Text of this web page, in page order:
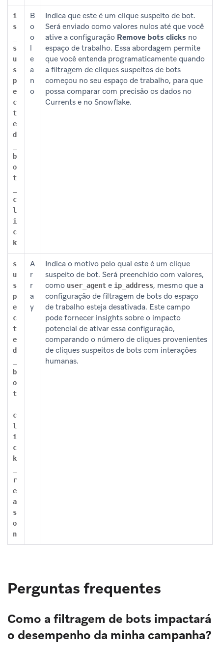
i
s
s
u
s
p
e
c
t
e
d
b
o
t
c
l
i
c
k
B
o
o
l
e
a
n
o
Indica que este é um clique suspeito de bot.
Será enviado como valores nulos até que você
ative a configuração Remove bots clicks no
espaço de trabalho. Essa abordagem permite
que você entenda programaticamente quando
a filtragem de cliques suspeitos de bots
começou no seu espaço de trabalho, para que
possa comparar com precisão os dados no
Currents e no Snowflake.
s
u
s
p
e
c
t
e
d
b
o
t
c
l
i
c
k
r
e
a
s
o
n
A
r
r
a
y
Indica o motivo pelo qual este é um clique
suspeito de bot. Será preenchido com valores,
como user_agent e ip_address, mesmo que a
configuração de filtragem de bots do espaço
de trabalho esteja desativada. Este campo
pode fornecer insights sobre o impacto
potencial de ativar essa configuração,
comparando o número de cliques provenientes
de cliques suspeitos de bots com interações
humanas.
Perguntas frequentes
Como a filtragem de bots impactará
o desempenho da minha campanha?